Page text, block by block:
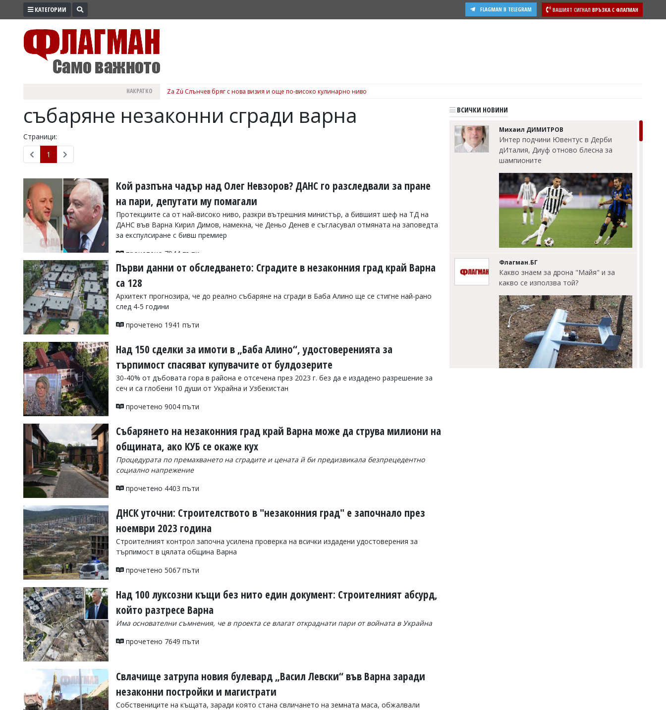
ПРОМО
ЗДРАВЕ
ПОЛИТИКА
ОБЩИНИ
ОБЩЕСТВО
ЛАЙФСТАЙЛ
ВОЙНАТА
УКРАЙНА
РАЗСЛЕДВАНЕ
БИЗНЕС
Управители:
Веселин
Василев,
v.vasilev@flagman.bg
Касабова,
k.kassabova@flagman.bg
Главен
редактор:
Колев,
office@flagman.bg
Коментарите
статиите
въвеждат
читателите
редакцията
отговорност
откриете
обиден
коментар,
сигнализирайте
КАТЕГОРИИ ВАШИЯТ СИГНАЛ ВРЪЗКА С ФЛАГМАН
FLAGMAN В TELEGRAM
НАКРАТКО Za Zú Слънчев бряг с нова визия и още по-високо кулинарно ниво
събаряне незаконни сгради варна
Страници:
1
Кой разпъна чадър над Олег Невзоров? ДАНС го разследвали за пране
на пари, депутати му помагали
Протекциите са от най-високо ниво, разкри вътрешния министър, а бившият шеф на ТД на
ДАНС във Варна Кирил Димов, намекна, че Деньо Денев е съгласувал отмяната на заповедта
за експулсиране с бивш премиер
прочетено 7944 пъти
Първи данни от обследването: Сградите в незаконния град край Варна
са 128
Архитект прогнозира, че до реално събаряне на сгради в Баба Алино ще се стигне най-рано
след 4-5 години
прочетено 1941 пъти
Над 150 сделки за имоти в „Баба Алино“, удостоверенията за
търпимост спасяват купувачите от булдозерите
30-40% от дъбовата гора в района е отсечена през 2023 г. без да е издадено разрешение за
сеч и са глобени 10 души от Украйна и Узбекистан
прочетено 9004 пъти
Събарянето на незаконния град край Варна може да струва милиони на
общината, ако КУБ се окаже кух
Процедурата по премахването на сградите и цената й би предизвикала безпрецедентно
социално напрежение
прочетено 4403 пъти
ДНСК уточни: Строителството в "незаконния град" е започнало през
ноември 2023 година
Строителният контрол започна усилена проверка на всички издадени удостоверения за
търпимост в цялата община Варна
прочетено 5067 пъти
Над 100 луксозни къщи без нито един документ: Строителният абсурд,
който разтресе Варна
Има основателни съмнения, че в проекта се влагат откраднати пари от войната в Украйна
прочетено 7649 пъти
Свлачище затрупа новия булевард „Васил Левски“ във Варна заради
незаконни постройки и магистрати
Собствениците на къщата, заради която стана свличането на земната маса, обжалвали
ВСИЧКИ НОВИНИ
Михаил ДИМИТРОВ
Интер подчини Ювентус в Дерби
дИталия, Диуф отново блесна за
шампионите
Флагман.БГ
Какво знаем за дрона "Майя" и за
какво се използва той?